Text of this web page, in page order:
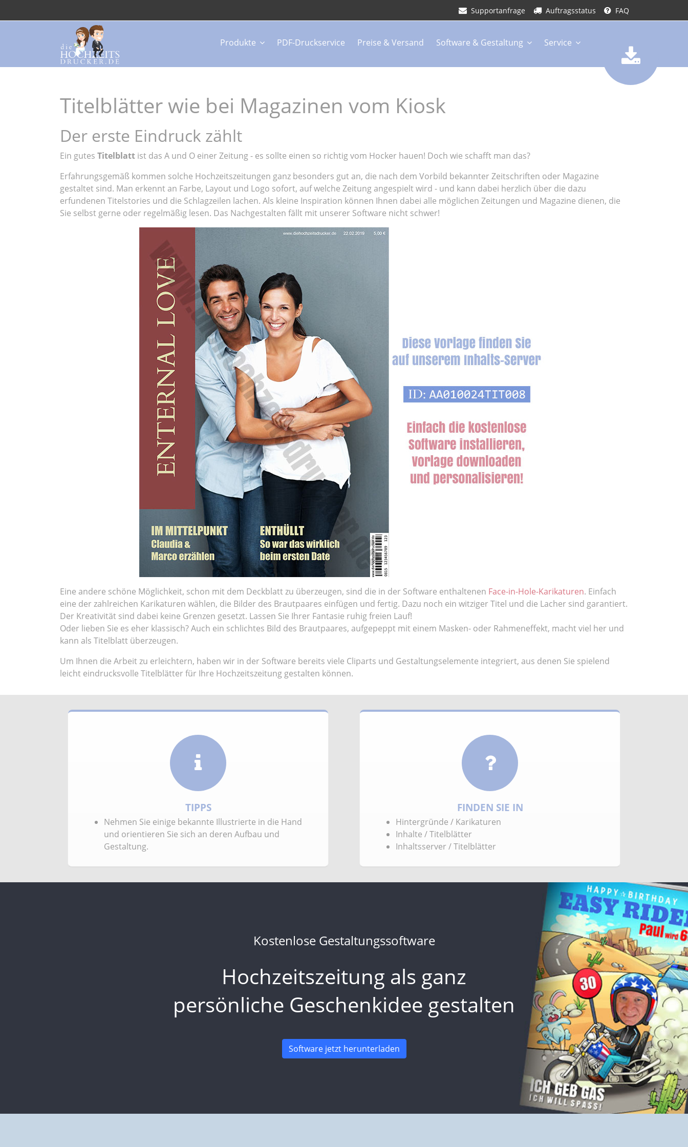
Supportanfrage Auftragsstatus FAQ
Produkte PDF-Druckservice Preise & Versand Software & Gestaltung Service
Titelblätter wie bei Magazinen vom Kiosk
Der erste Eindruck zählt
Ein gutes Titelblatt ist das A und O einer Zeitung - es sollte einen so richtig vom Hocker hauen! Doch wie schafft man das?
Erfahrungsgemäß kommen solche Hochzeitszeitungen ganz besonders gut an, die nach dem Vorbild bekannter Zeitschriften oder Magazine
gestaltet sind. Man erkennt an Farbe, Layout und Logo sofort, auf welche Zeitung angespielt wird - und kann dabei herzlich über die dazu
erfundenen Titelstories und die Schlagzeilen lachen. Als kleine Inspiration können Ihnen dabei alle möglichen Zeitungen und Magazine dienen, die
Sie selbst gerne oder regelmäßig lesen. Das Nachgestalten fällt mit unserer Software nicht schwer!
Eine andere schöne Möglichkeit, schon mit dem Deckblatt zu überzeugen, sind die in der Software enthaltenen Face-in-Hole-Karikaturen. Einfach
eine der zahlreichen Karikaturen wählen, die Bilder des Brautpaares einfügen und fertig. Dazu noch ein witziger Titel und die Lacher sind garantiert.
Der Kreativität sind dabei keine Grenzen gesetzt. Lassen Sie Ihrer Fantasie ruhig freien Lauf!
Oder lieben Sie es eher klassisch? Auch ein schlichtes Bild des Brautpaares, aufgepeppt mit einem Masken- oder Rahmeneffekt, macht viel her und
kann als Titelblatt überzeugen.
Um Ihnen die Arbeit zu erleichtern, haben wir in der Software bereits viele Cliparts und Gestaltungselemente integriert, aus denen Sie spielend
leicht eindrucksvolle Titelblätter für Ihre Hochzeitszeitung gestalten können.
TIPPS
Nehmen Sie einige bekannte Illustrierte in die Hand
und orientieren Sie sich an deren Aufbau und
Gestaltung.
FINDEN SIE IN
Hintergründe / Karikaturen
Inhalte / Titelblätter
Inhaltsserver / Titelblätter
Kostenlose Gestaltungssoftware
Hochzeitszeitung als ganz
persönliche Geschenkidee gestalten
Software jetzt herunterladen